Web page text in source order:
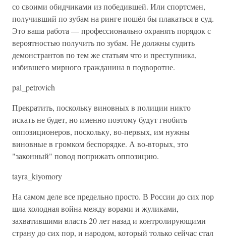
со своими обидчиками из победившей. Или спортсмен,
получивший по зубам на ринге пошёл бы плакаться в суд.
Это ваша работа — профессионально охранять порядок с
вероятностью получить по зубам. Не должны судить
демонстрантов по тем же статьям что и преступника,
избившего мирного гражданина в подворотне.
pal_petrovich
Прекратить, поскольку виновных в полиции никто
искать не будет, но именно поэтому будут гнобить
оппозиционеров, поскольку, во-первых, им нужны
виновные в громком беспорядке. А во-вторых, это
"законный" повод поприжать оппозицию.
tayra_kiyomory
На самом деле все предельно просто. В России до сих пор
шла холодная война между ворами и жуликами,
захватившими власть 20 лет назад и контролирующими
страну до сих пор, и народом, который только сейчас стал